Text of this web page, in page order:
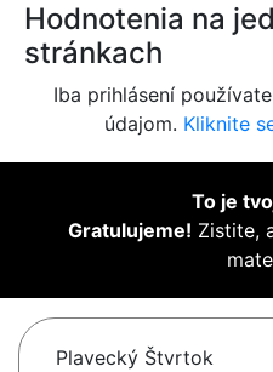
Hodnotenia na
stránkach
Iba prihlásení
údajom. Kliknite
To je
Gratulujeme! Zistite,
Plavecký Štvrtok